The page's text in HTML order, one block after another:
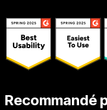
Recommandé